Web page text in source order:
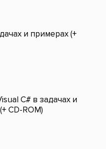
и примерах (+
C# в задачах и
CD-ROM)